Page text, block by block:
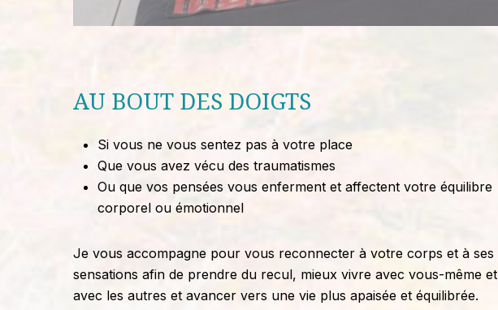
AU BOUT DES DOIGTS
Si vous ne vous sentez pas à votre place
Que vous avez vécu des traumatismes
Ou que vos pensées vous enferment et affectent votre équilibre
corporel ou émotionnel
Je vous accompagne pour vous reconnecter à votre corps et à ses
sensations afin de prendre du recul, mieux vivre avec vous-même et
avec les autres et avancer vers une vie plus apaisée et équilibrée.